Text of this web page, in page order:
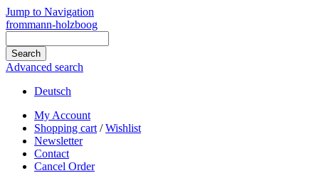
Jump to Navigation
frommann-holzboog
Advanced search
Deutsch
My Account
Shopping cart /Wishlist
Newsletter
Contact
Cancel Order